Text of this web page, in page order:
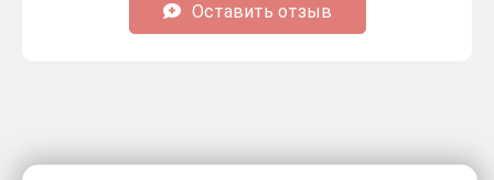
Оставить отзыв